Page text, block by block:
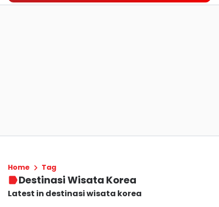
Home Tag
Destinasi Wisata Korea
Latest in destinasi wisata korea